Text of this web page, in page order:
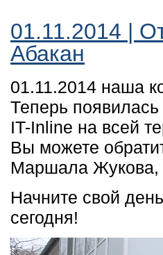
01.11.2014 |
Абакан
01.11.2014 наша
Теперь появилась
IT-Inline на всей
Вы можете
Маршала Жукова,
Начните свой
сегодня!